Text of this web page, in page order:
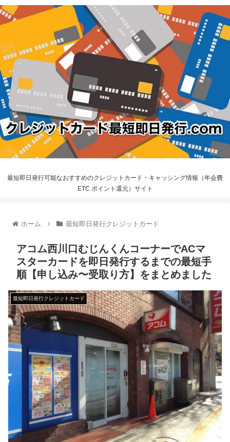
最短即日発行可能なおすすめのクレジットカード・キャッシング情報（年会費
ETC ポイント還元）サイト
ホーム 最短即日発行クレジットカード
アコム西川口むじんくんコーナーでACマ
スターカードを即日発行するまでの最短手
順【申し込み〜受取り方】をまとめました
最短即日発行クレジットカード